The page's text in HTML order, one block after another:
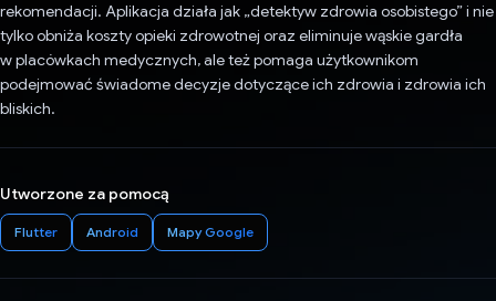
rekomendacji. Aplikacja działa jak „detektyw zdrowia osobistego” i nie
tylko obniża koszty opieki zdrowotnej oraz eliminuje wąskie gardła
w placówkach medycznych, ale też pomaga użytkownikom
podejmować świadome decyzje dotyczące ich zdrowia i zdrowia ich
bliskich.
Utworzone za pomocą
Flutter Android Mapy Google